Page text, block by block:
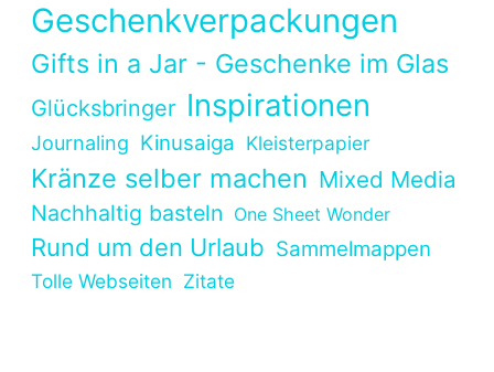
Geschenkverpackungen
Gifts in a Jar - Geschenke im Glas
Glücksbringer Inspirationen
Journaling Kinusaiga Kleisterpapier
Kränze selber machen Mixed Media
Nachhaltig basteln One Sheet Wonder
Rund um den Urlaub Sammelmappen
Tolle Webseiten Zitate